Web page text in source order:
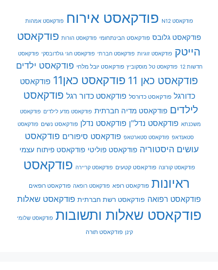
פודקאסט N12 פודקאסט אירוח פודקאסט אמהות
פודקאסט גלובס פודקאסט הבינתחומי פודקאסט הורות פודקאסט
הייטק פודקאסט זוגיות פודקאסט חברתי פודקאסט חגי גולדובסקי פודקאסט
חדשות 12 פודקאסט טל מוסקוביץ פודקאסט יובל מלחי פודקאסט ילדים
פודקאסט כאן 11 פודקאסט כאן11
פודקאסט
כדורגל פודקאסט כדורסל פודקאסט כדור רגל פודקאסט
לילדים פודקאסט מדיה חברתית פודקאסט מדע לילדים פודקאסט
משכנתא פודקאסט נדל"ן פודקאסט נדלן פודקאסט נשים פודקאסט
סטאנדאפ פודקאסט סטארטאפ פודקאסט סיפורים פודקאסט
עושים היסטוריה פודקאסט פוליטי פודקאסט פיתוח עצמי
פודקאסט קורונה פודקאסט קטעים פודקאסט קריירה פודקאסט
ראיונות פודקאסט רופא פודקאסט רופאה פודקאסט רופאים
פודקאסט רפואה פודקאסט רשת חברתית פודקאסט שאלות
פודקאסט שאלות ותשובות פודקאסט שלומי
קינן פודקאסט תורה